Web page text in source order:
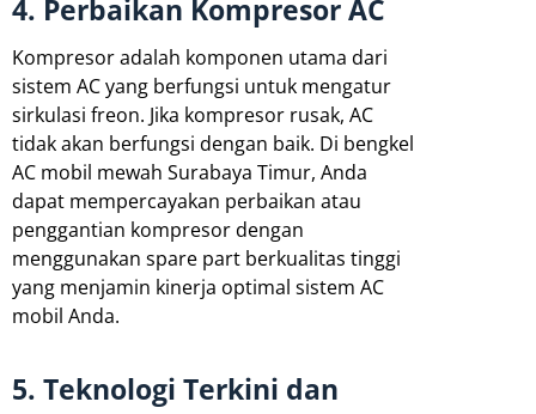
4. Perbaikan Kompresor AC
Kompresor adalah komponen utama dari
sistem AC yang berfungsi untuk mengatur
sirkulasi freon. Jika kompresor rusak, AC
tidak akan berfungsi dengan baik. Di bengkel
AC mobil mewah Surabaya Timur, Anda
dapat mempercayakan perbaikan atau
penggantian kompresor dengan
menggunakan spare part berkualitas tinggi
yang menjamin kinerja optimal sistem AC
mobil Anda.
5. Teknologi Terkini dan